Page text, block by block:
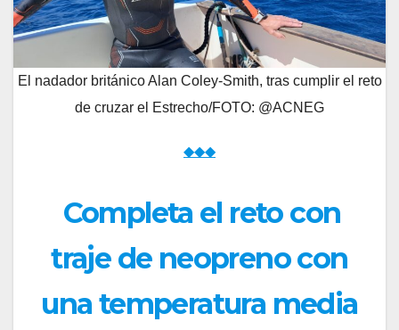
El nadador británico Alan Coley-Smith, tras cumplir el reto
de cruzar el Estrecho/FOTO: @ACNEG
◆◆◆
Completa el reto con
traje de neopreno con
una temperatura media